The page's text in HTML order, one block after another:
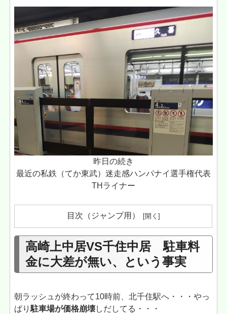
昨日の続き
最近の私鉄（てか東武）迷走感ハンパナイ選手権代表
THライナー
目次（ジャンプ用）
高崎上中居VS千住中居 駐車料
金に大差が無い、という事実
朝ラッシュが終わって10時前、北千住駅へ・・・やっ
ぱり駐車場が価格崩壊しだしてる・・・